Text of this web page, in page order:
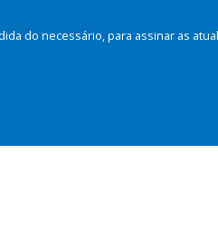
do necessário, para assinar as